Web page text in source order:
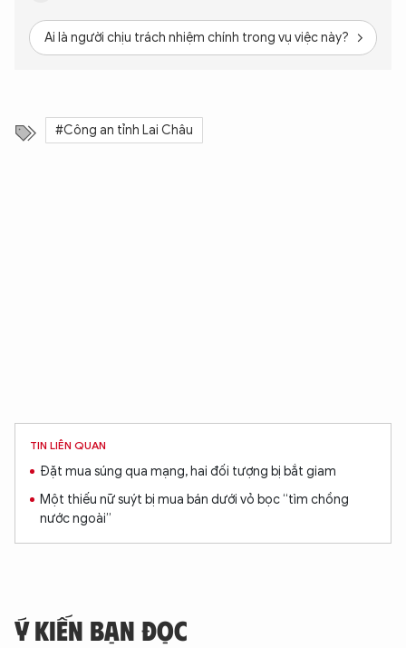
Ai là người chịu trách nhiệm chính trong vụ việc này?
#Công an tỉnh Lai Châu
TIN LIÊN QUAN
Đặt mua súng qua mạng, hai đối tượng bị bắt giam
Một thiếu nữ suýt bị mua bán dưới vỏ bọc “tìm chồng
nước ngoài”
Ý KIẾN BẠN ĐỌC